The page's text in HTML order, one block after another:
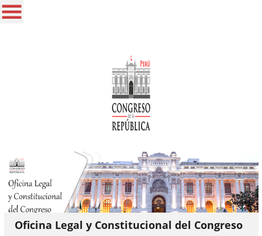
Oficina Legal y Constitucional del Congreso